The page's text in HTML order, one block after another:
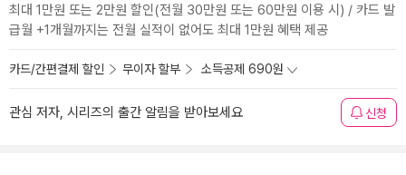
최대 1만원 또는 2만원 할인(전월 30만원 또는 60만원 이용 시) / 카드 발
급월 +1개월까지는 전월 실적이 없어도 최대 1만원 혜택 제공
카드/간편결제 할인 무이자 할부 소득공제 690원
관심 저자, 시리즈의 출간 알림을 받아보세요 신청